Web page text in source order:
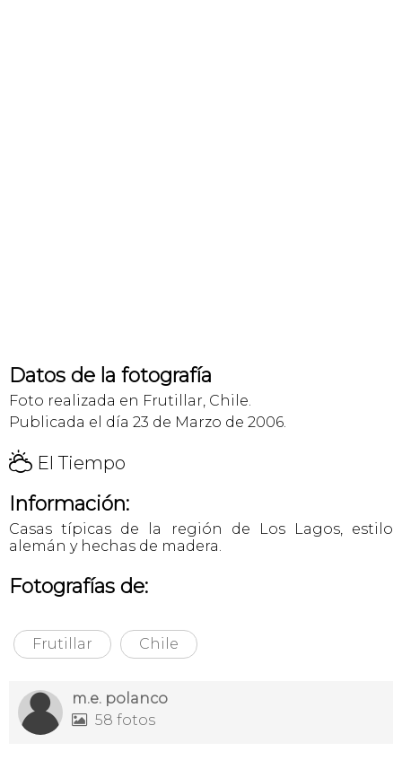
Datos de la fotografía
Foto realizada en Frutillar, Chile.
Publicada el día 23 de Marzo de 2006.
H El Tiempo
Información:
Casas típicas de la región de Los Lagos, estilo
alemán y hechas de madera.
Fotografías de:
Frutillar Chile
m.e. polanco
 58 fotos